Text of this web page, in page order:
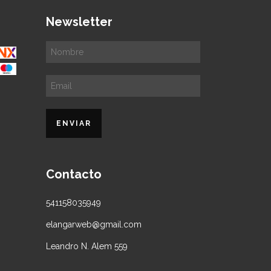
Newsletter
Contacto
541158035949
elangarweb@gmail.com
Leandro N. Alem 559